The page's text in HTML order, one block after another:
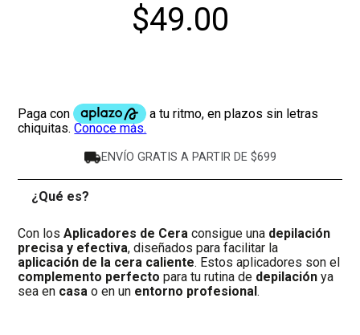
$49.00
ENVÍO GRATIS A PARTIR DE $699
¿Qué es?
Con losAplicadores de Cera consigue una depilación
precisa y efectiva, diseñados para facilitar la
aplicación de la cera caliente. Estos aplicadores son el
complemento perfecto para tu rutina de depilación ya
sea en casao en un entorno profesional.